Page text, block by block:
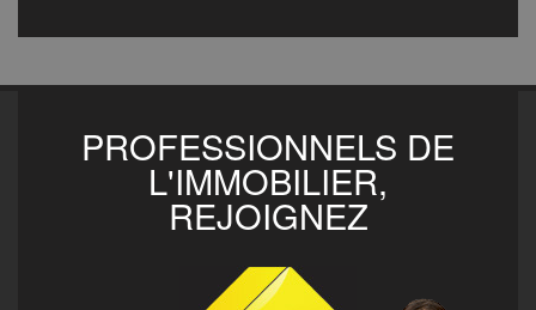
PROFESSIONNELS DE
L'IMMOBILIER,
REJOIGNEZ